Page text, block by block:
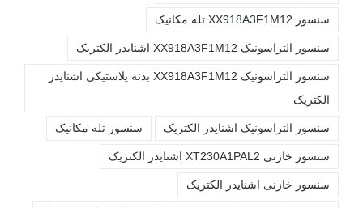
سنسور XX918A3F1M12 تله مکانیک
سنسور التراسونیک XX918A3F1M12 اشنایدر الکتریک
سنسور التراسونیک XX918A3F1M12 بدنه پلاستیکی اشنایدر
الکتریک
سنسور التراسونیک اشنایدر الکتریک سنسور تله مکانیک
سنسور خازنی XT230A1PAL2 اشنایدر الکتریک
سنسور خازنی اشنایدر الکتریک